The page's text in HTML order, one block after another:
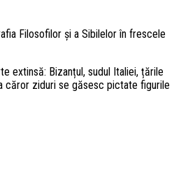
Filosofilor și a Sibilelor în frescele
extinsă: Bizanțul, sudul Italiei, țările
căror ziduri se găsesc pictate figurile